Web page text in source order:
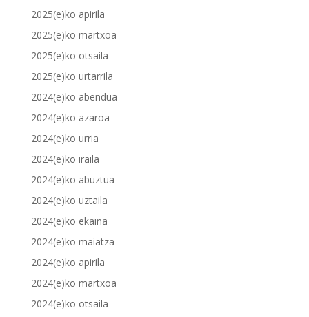
2025(e)ko apirila
2025(e)ko martxoa
2025(e)ko otsaila
2025(e)ko urtarrila
2024(e)ko abendua
2024(e)ko azaroa
2024(e)ko urria
2024(e)ko iraila
2024(e)ko abuztua
2024(e)ko uztaila
2024(e)ko ekaina
2024(e)ko maiatza
2024(e)ko apirila
2024(e)ko martxoa
2024(e)ko otsaila